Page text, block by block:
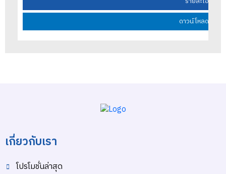
ดาวน์โหลดโปรแ
เกี่ยวกับเรา
โปรโมชั่นล่าสุด